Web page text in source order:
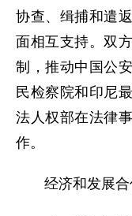
协查、缉捕和遣
面相互支持。双
制，推动中国公
民检察院和印尼
法人权部在法律
作。
经济和发展合